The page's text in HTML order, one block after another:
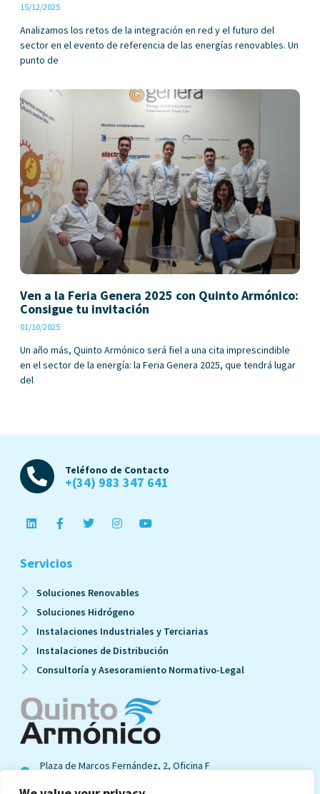
15/12/2025
Analizamos los retos de la integración en red y el futuro del
sector en el evento de referencia de las energías renovables. Un
punto de
Ven a la Feria Genera 2025 con Quinto Armónico:
Consigue tu invitación
01/10/2025
Un año más, Quinto Armónico será fiel a una cita imprescindible
en el sector de la energía: la Feria Genera 2025, que tendrá lugar
del
Teléfono de Contacto
+(34) 983 347 641
Servicios
Soluciones Renovables
Soluciones Hidrógeno
Instalaciones Industriales y Terciarias
Instalaciones de Distribución
Consultoría y Asesoramiento Normativo-Legal
Plaza de Marcos Fernández, 2, Oficina F